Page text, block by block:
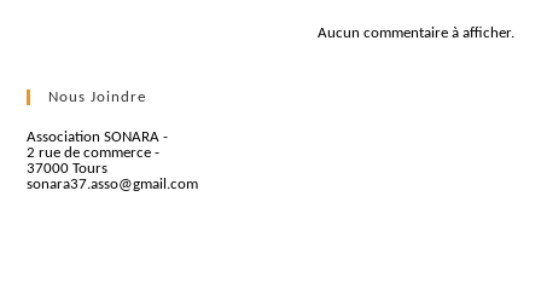
Aucun commentaire à afficher.
Nous Joindre
Association SONARA -
2 rue de commerce -
37000 Tours
sonara37.asso@gmail.com